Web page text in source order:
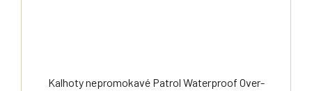
Kalhoty nepromokavé Patrol Waterproof Over-